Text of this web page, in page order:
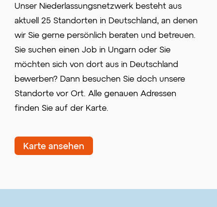
Unser Niederlassungsnetzwerk besteht aus
aktuell 25 Standorten in Deutschland, an denen
wir Sie gerne persönlich beraten und betreuen.
Sie suchen einen Job in Ungarn oder Sie
möchten sich von dort aus in Deutschland
bewerben? Dann besuchen Sie doch unsere
Standorte vor Ort. Alle genauen Adressen
finden Sie auf der Karte.
Karte ansehen